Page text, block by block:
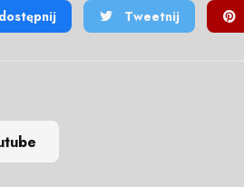
Tweetnij